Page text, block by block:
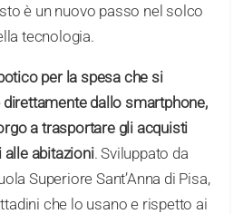
è un nuovo passo nel solco
tecnologia.
per la spesa che si
direttamente dallo smartphone,
a trasportare gli acquisti
alle abitazioni. Sviluppato da
Superiore Sant’Anna di Pisa,
che lo usano e rispetto ai